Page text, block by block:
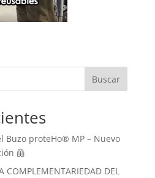
Buscar
Buzo proteHo® MP – Nuevo
🦺
COMPLEMENTARIEDAD DEL